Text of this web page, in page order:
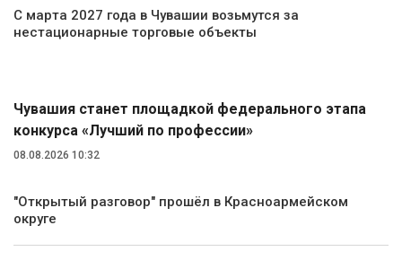
С марта 2027 года в Чувашии возьмутся за
нестационарные торговые объекты
Чувашия станет площадкой федерального этапа
конкурса «Лучший по профессии»
08.08.2026 10:32
"Открытый разговор" прошёл в Красноармейском
округе